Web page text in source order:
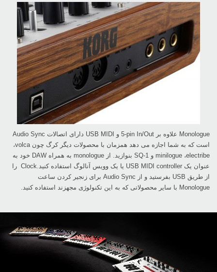
است که به شما ‏اجازه می دهد همزمان با محصولات دیگر کرگ چون ‏volca،
‏electribe، ‏minilogue‏ و ‏SQ-1‎‏ بنوازید. ‏از ‏monologue‏ به همراه ‏DAW‏ خود به
عنوان یک ‏USB MIDI controller‏ یا یک وویس آنالوگ ‏استفاده کنید.‏‎ Clock‏ را
از طریق ‏USB‏ بفرستید و از ‏Audio Sync‏ برای زنجیر کردن ساعت